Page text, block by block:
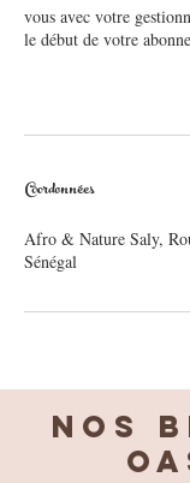
vous avec votre
le début de votre
Coordonnées
Afro & Nature Saly,
Sénégal
Nos